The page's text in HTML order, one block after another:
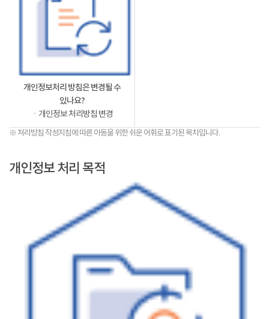
개인정보처리 방침은 변경될 수
있나요?
ㆍ개인정보 처리방침 변경
※ 처리방침 작성지침에 따른 아동을 위한 쉬운 어휘로 표기된 목차입니다.
개인정보 처리 목적